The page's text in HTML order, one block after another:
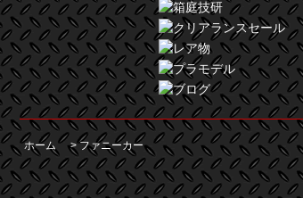
ホーム >ファニーカー